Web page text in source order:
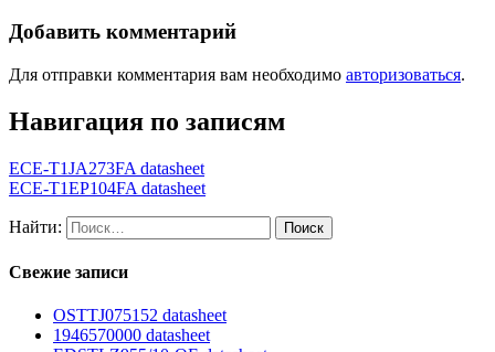
Добавить комментарий
Для отправки комментария вам необходимо авторизоваться.
Навигация по записям
ECE-T1JA273FA datasheet
ECE-T1EP104FA datasheet
Найти:
Свежие записи
OSTTJ075152 datasheet
1946570000 datasheet